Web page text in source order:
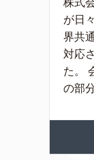
株式
が日
界共
対応
た。
の部